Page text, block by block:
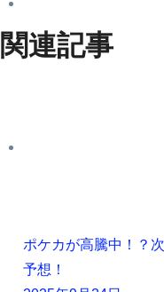
関連記事
ポケカが高騰中！？
予想！